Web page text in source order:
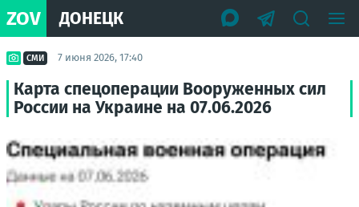
ZOV ДОНЕЦК
СМИ 7 июня 2026, 17:40
Карта спецоперации Вооруженных сил
России на Украине на 07.06.2026